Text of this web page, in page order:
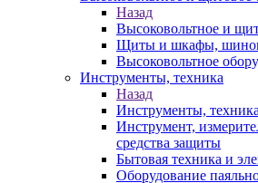
Назад
Высоковольтное и
Щиты и шкафы,
Высоковольтное
Инструменты, техника
Назад
Инструменты, техника
Инструмент,
средства защиты
Бытовая техника и
Оборудование